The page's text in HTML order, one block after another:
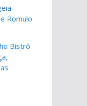
Romulo
Bistrô